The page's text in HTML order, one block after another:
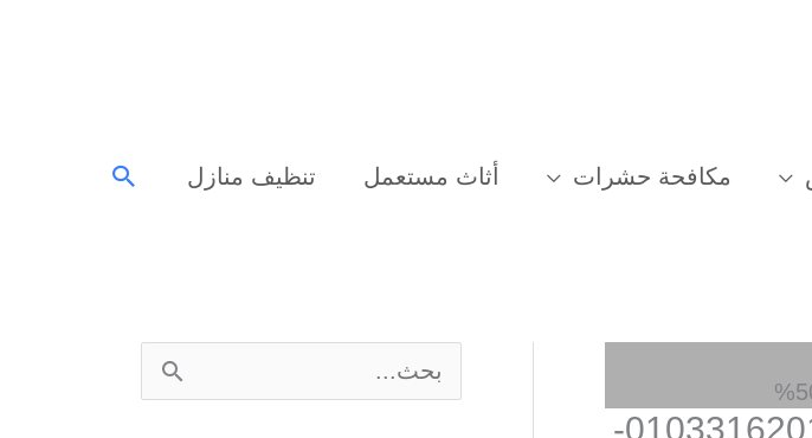
مكافحة حشرات أثاث مستعمل تنظيف منازل البحث
افضل شركة مكافحة حشرات في ابو صير 01033162010-